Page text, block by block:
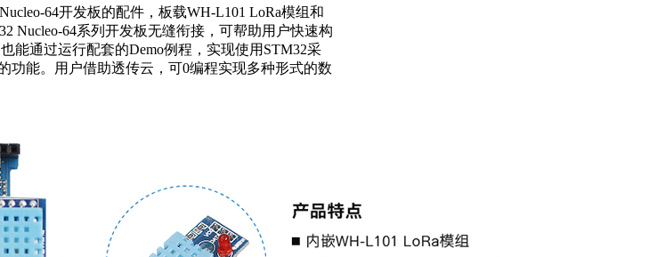
64开发板的配件，板载WH-L101 LoRa模组和
Nucleo-64系列开发板无缝衔接，可帮助用户快速构
能通过运行配套的Demo例程，实现使用STM32采
功能。用户借助透传云，可0编程实现多种形式的数